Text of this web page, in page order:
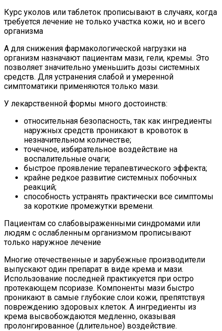
Курс уколов или таблеток прописывают в случаях, когда
требуется лечение не только участка кожи, но и всего
организма
А для снижения фармакологической нагрузки на
организм назначают пациентам мази, гели, кремы. Это
позволяет значительно уменьшить дозы системных
средств. Для устранения слабой и умеренной
симптоматики применяются только мази.
У лекарственной формы много достоинств:
относительная безопасность, так как ингредиенты
наружных средств проникают в кровоток в
незначительном количестве;
точечное, избирательное воздействие на
воспалительные очаги;
быстрое проявление терапевтического эффекта;
крайне редкое развитие системных побочных
реакций;
способность устранять практически все симптомы
за короткие промежутки времени.
Пациентам со слабовыраженными синдромами или
людям с ослабленным организмом прописывают
только наружное лечение
Многие отечественные и зарубежные производители
выпускают один препарат в виде крема и мази.
Использование последней практикуется при остро
протекающем псориазе. Компоненты мази быстро
проникают в самые глубокие слои кожи, препятствуя
повреждению здоровых клеток. А ингредиенты из
крема высвобождаются медленно, оказывая
пролонгированное (длительное) воздействие.